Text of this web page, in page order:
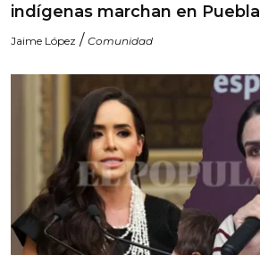
indígenas marchan en Puebla
Jaime López / Comunidad